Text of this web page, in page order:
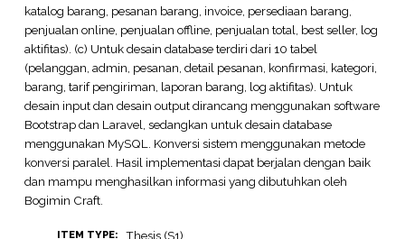
katalog barang, pesanan barang, invoice, persediaan barang,
penjualan online, penjualan offline, penjualan total, best seller, log
aktifitas). (c) Untuk desain database terdiri dari 10 tabel
(pelanggan, admin, pesanan, detail pesanan, konfirmasi, kategori,
barang, tarif pengiriman, laporan barang, log aktifitas). Untuk
desain input dan desain output dirancang menggunakan software
Bootstrap dan Laravel, sedangkan untuk desain database
menggunakan MySQL. Konversi sistem menggunakan metode
konversi paralel. Hasil implementasi dapat berjalan dengan baik
dan mampu menghasilkan informasi yang dibutuhkan oleh
Bogimin Craft.
ITEM TYPE: Thesis (S1)